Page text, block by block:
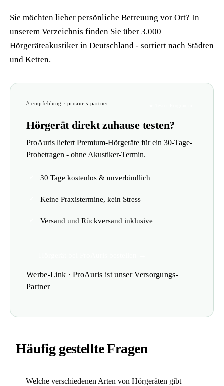
Sie möchten lieber persönliche Betreuung vor Ort? In
unserem Verzeichnis finden Sie über 3.000
Hörgeräteakustiker in Deutschland - sortiert nach Städten
und Ketten.
// empfehlung · proauris-partner
Hörgerät direkt zuhause testen?
ProAuris liefert Premium-Hörgeräte für ein 30-Tage-
Probetragen - ohne Akustiker-Termin.
30 Tage kostenlos & unverbindlich
Keine Praxistermine, kein Stress
Versand und Rückversand inklusive
Werbe-Link · ProAuris ist unser Versorgungs-
Partner
Häufig gestellte Fragen
Welche verschiedenen Arten von Hörgeräten gibt